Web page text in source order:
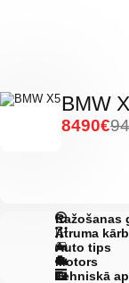
BMW
8490€
Ražošanas
Ātruma
Auto tips
Motors
Tehniskā